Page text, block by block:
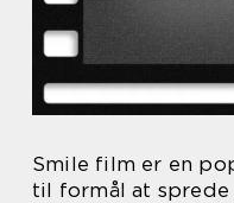
Smile film er en
til formål at